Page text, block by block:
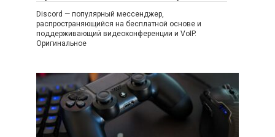
Discord — популярный мессенджер,
распространяющийся на бесплатной основе и
поддерживающий видеоконференции и VoIP.
Оригинальное